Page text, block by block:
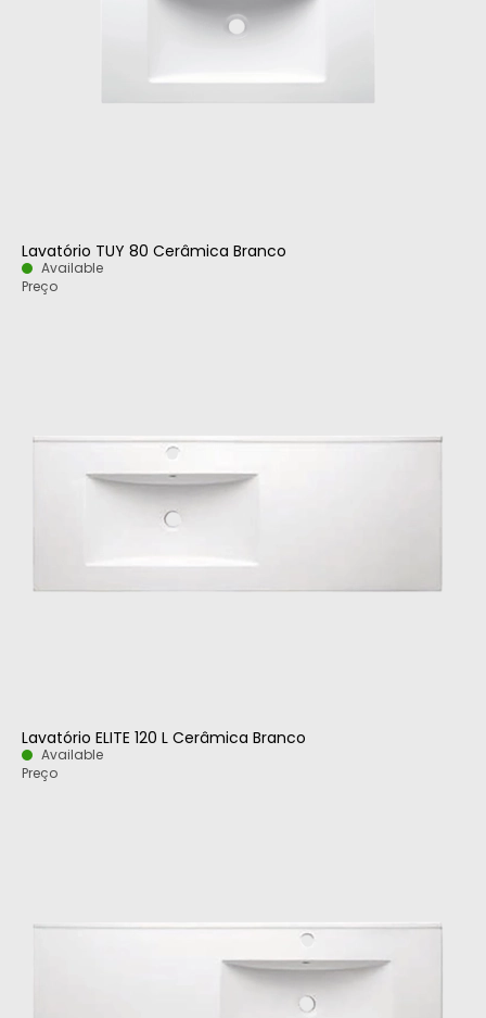
Lavatório TUY 80 Cerâmica Branco
Available
Preço
Lavatório ELITE 120 L Cerâmica Branco
Available
Preço